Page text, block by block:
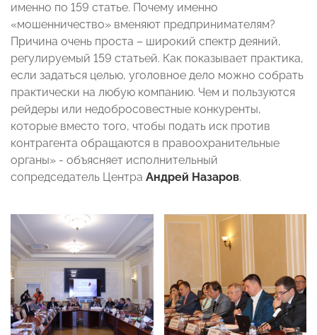
именно по 159 статье. Почему именно
«мошенничество» вменяют предпринимателям?
Причина очень проста – широкий спектр деяний,
регулируемый 159 статьей. Как показывает практика,
если задаться целью, уголовное дело можно собрать
практически на любую компанию. Чем и пользуются
рейдеры или недобросовестные конкуренты,
которые вместо того, чтобы подать иск против
контрагента обращаются в правоохранительные
органы» - объясняет исполнительный
сопредседатель Центра Андрей Назаров.